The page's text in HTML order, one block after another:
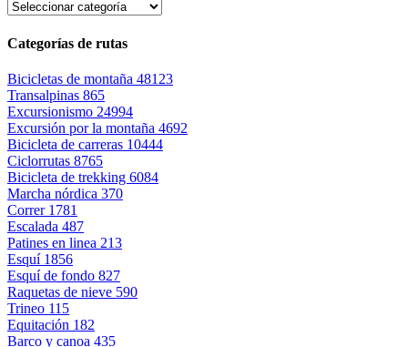
Categorías de rutas
Bicicletas de montaña 48123
Transalpinas 865
Excursionismo 24994
Excursión por la montaña 4692
Bicicleta de carreras 10444
Ciclorrutas 8765
Bicicleta de trekking 6084
Marcha nórdica 370
Correr 1781
Escalada 487
Patines en linea 213
Esquí 1856
Esquí de fondo 827
Raquetas de nieve 590
Trineo 115
Equitación 182
Barco y canoa 435